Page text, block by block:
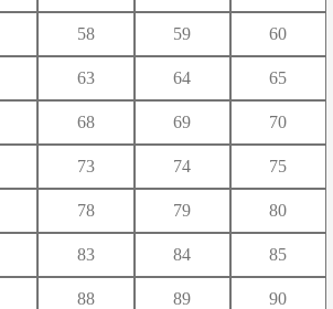
58 59 60
63 64 65
68 69 70
73 74 75
78 79 80
83 84 85
88 89 90